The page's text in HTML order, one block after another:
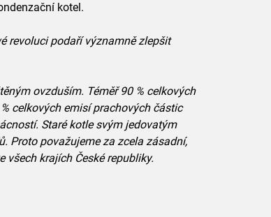
kotel.
revoluci podaří významně zlepšit
ovzduším. Téměř 90 % celkových
celkových emisí prachových částic
Staré kotle svým jedovatým
Proto považujeme za zcela zásadní,
krajích České republiky.